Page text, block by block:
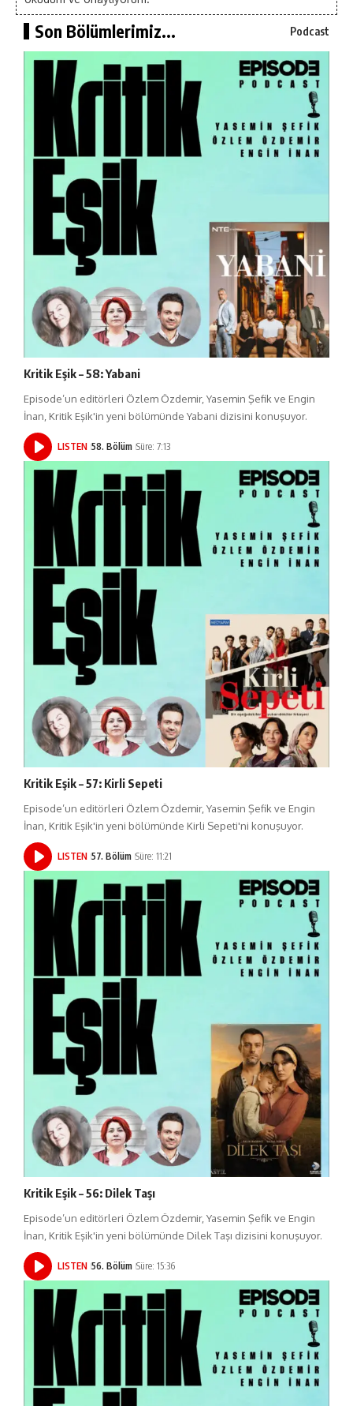
Son Bölümlerimiz... Podcast
Kritik Eşik – 58: Yabani
Episode’un editörleri Özlem Özdemir, Yasemin Şefik ve Engin
İnan, Kritik Eşik'in yeni bölümünde Yabani dizisini konuşuyor.
LISTEN 58. Bölüm Süre: 7:13
Kritik Eşik – 57: Kirli Sepeti
Episode’un editörleri Özlem Özdemir, Yasemin Şefik ve Engin
İnan, Kritik Eşik'in yeni bölümünde Kirli Sepeti'ni konuşuyor.
LISTEN 57. Bölüm Süre: 11:21
Kritik Eşik – 56: Dilek Taşı
Episode’un editörleri Özlem Özdemir, Yasemin Şefik ve Engin
İnan, Kritik Eşik'in yeni bölümünde Dilek Taşı dizisini konuşuyor.
LISTEN 56. Bölüm Süre: 15:36